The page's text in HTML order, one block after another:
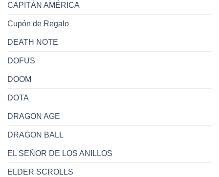
CAPITÁN AMÉRICA
Cupón de Regalo
DEATH NOTE
DOFUS
DOOM
DOTA
DRAGON AGE
DRAGON BALL
EL SEÑOR DE LOS ANILLOS
ELDER SCROLLS